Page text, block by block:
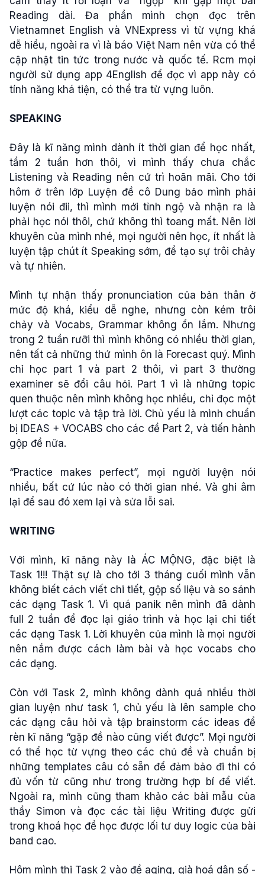
Reading dài. Đa phần mình chọn đọc trên
Vietnamnet English và VNExpress vì từ vựng khá
dễ hiểu, ngoài ra vì là báo Việt Nam nên vừa có thể
cập nhật tin tức trong nước và quốc tế. Rcm mọi
người sử dụng app 4English để đọc vì app này có
tính năng khá tiện, có thể tra từ vựng luôn.
SPEAKING
Đây là kĩ năng mình dành ít thời gian để học nhất,
tầm 2 tuần hơn thôi, vì mình thấy chưa chắc
Listening và Reading nên cứ trì hoãn mãi. Cho tới
hôm ở trên lớp Luyện đề cô Dung bảo mình phải
luyện nói đii, thì mình mới tỉnh ngộ và nhận ra là
phải học nói thôi, chứ không thì toang mất. Nên lời
khuyên của mình nhé, mọi người nên học, ít nhất là
luyện tập chút ít Speaking sớm, để tạo sự trôi chảy
và tự nhiên.
Mình tự nhận thấy pronunciation của bản thân ở
mức độ khá, kiểu dễ nghe, nhưng còn kém trôi
chảy và Vocabs, Grammar không ổn lắm. Nhưng
trong 2 tuần rưỡi thì mình không có nhiều thời gian,
nên tất cả những thứ mình ôn là Forecast quý. Mình
chỉ học part 1 và part 2 thôi, vì part 3 thường
examiner sẽ đổi câu hỏi. Part 1 vì là những topic
quen thuộc nên mình không học nhiều, chỉ đọc một
lượt các topic và tập trả lời. Chủ yếu là mình chuẩn
bị IDEAS + VOCABS cho các đề Part 2, và tiến hành
gộp đề nữa.
“Practice makes perfect”, mọi người luyện nói
nhiều, bất cứ lúc nào có thời gian nhé. Và ghi âm
lại để sau đó xem lại và sửa lỗi sai.
WRITING
Với mình, kĩ năng này là ÁC MỘNG, đặc biệt là
Task 1!!! Thật sự là cho tới 3 tháng cuối mình vẫn
không biết cách viết chi tiết, gộp số liệu và so sánh
các dạng Task 1. Vì quá panik nên mình đã dành
full 2 tuần để đọc lại giáo trình và học lại chi tiết
các dạng Task 1. Lời khuyên của mình là mọi người
nên nắm được cách làm bài và học vocabs cho
các dạng.
Còn với Task 2, mình không dành quá nhiều thời
gian luyện như task 1, chủ yếu là lên sample cho
các dạng câu hỏi và tập brainstorm các ideas để
rèn kĩ năng “gặp đề nào cũng viết được”. Mọi người
có thể học từ vựng theo các chủ đề và chuẩn bị
những templates câu có sẵn để đảm bảo đi thi có
đủ vốn từ cũng như trong trường hợp bí để viết.
Ngoài ra, mình cũng tham khảo các bài mẫu của
thầy Simon và đọc các tài liệu Writing được gửi
trong khoá học để học được lối tư duy logic của bài
band cao.
Hôm mình thi Task 2 vào đề aging, già hoá dân số -